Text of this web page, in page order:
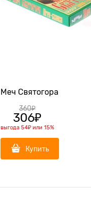
Меч Святогора
360₽
306₽
выгода 54₽ или 15%
Купить